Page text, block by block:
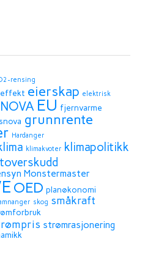
rensing
effekt eierskap elektrisk
EU fjernvarme
grunnrente
Hardanger
klimakvoter klimapolitikk
Monstermaster
OED planøkonomi
skog småkraft
strømrasjonering